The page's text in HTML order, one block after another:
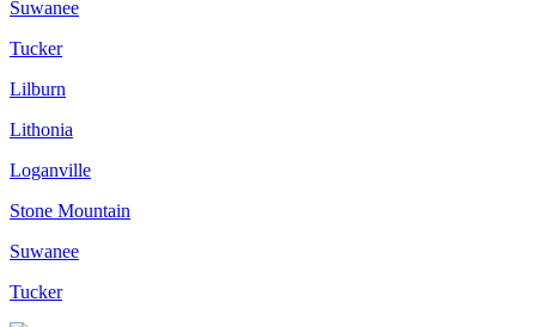
Suwanee
Tucker
Lilburn
Lithonia
Loganville
Stone Mountain
Suwanee
Tucker